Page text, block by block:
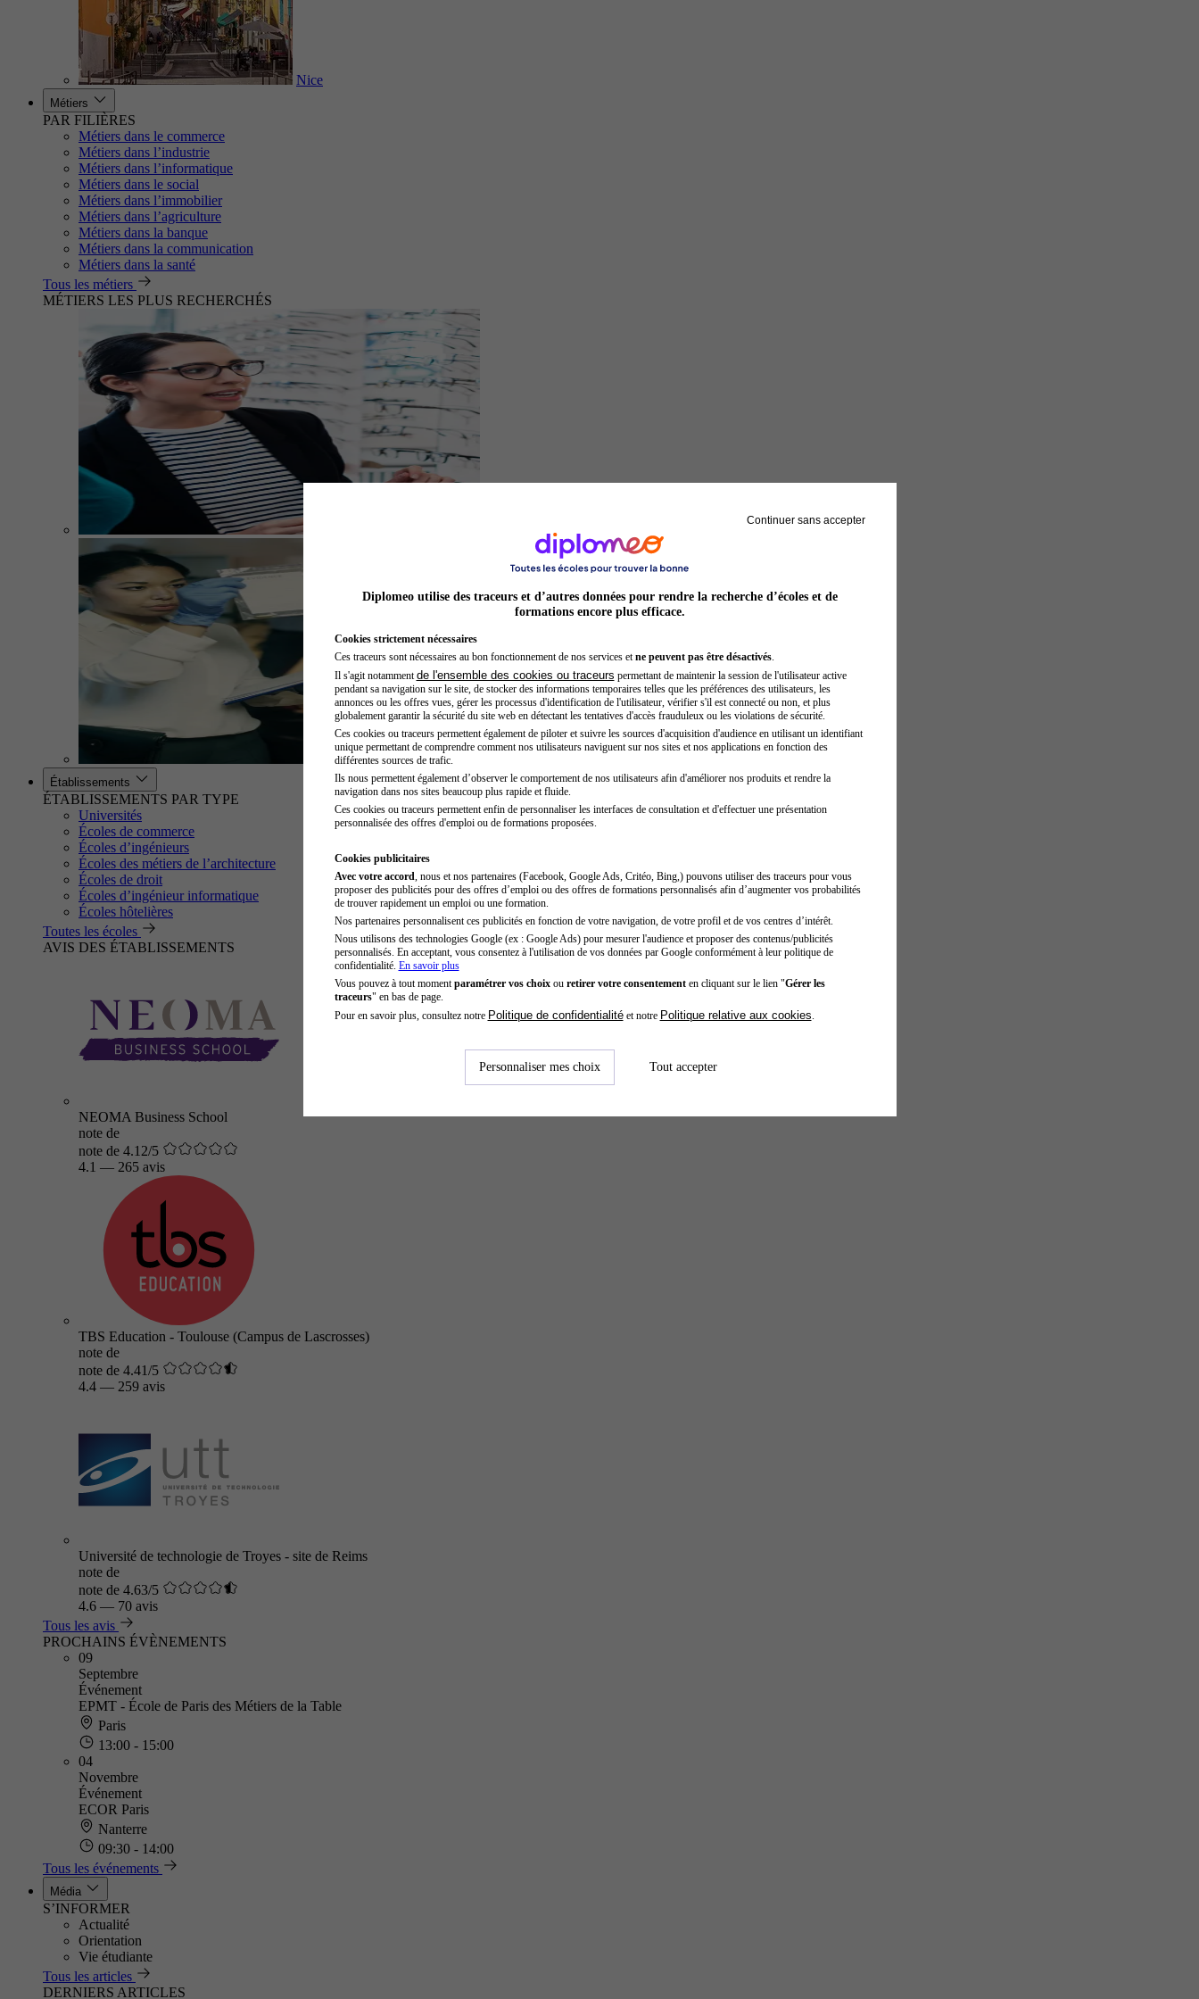
Nice
Métiers
PAR FILIÈRES
Métiers dans le commerce
Métiers dans l’industrie
Métiers dans l’informatique
Métiers dans le social
Métiers dans l’immobilier
Métiers dans l’agriculture
Métiers dans la banque
Métiers dans la communication
Métiers dans la santé
Tous les métiers
MÉTIERS LES PLUS RECHERCHÉS
Établissements
ÉTABLISSEMENTS PAR TYPE
Universités
Écoles de commerce
Écoles d’ingénieurs
Écoles des métiers de l’architecture
Écoles de droit
Écoles d’ingénieur informatique
Écoles hôtelières
Toutes les écoles
AVIS DES ÉTABLISSEMENTS
NEOMA Business School
note de
note de 4.12/5
4.1 — 265 avis
TBS Education - Toulouse (Campus de Lascrosses)
note de
note de 4.41/5
4.4 — 259 avis
Université de technologie de Troyes - site de Reims
note de
note de 4.63/5
4.6 — 70 avis
Tous les avis
PROCHAINS ÉVÈNEMENTS
09
Septembre
Événement
EPMT - École de Paris des Métiers de la Table
Paris
13:00 - 15:00
04
Novembre
Événement
ECOR Paris
Nanterre
09:30 - 14:00
Tous les événements
Média
S’INFORMER
Actualité
Orientation
Vie étudiante
Tous les articles
DERNIERS ARTICLES
Continuer sans accepter
Diplomeo utilise des traceurs et d’autres données pour rendre la recherche d’écoles et de
formations encore plus efficace.
Cookies strictement nécessaires
Ces traceurs sont nécessaires au bon fonctionnement de nos services et ne peuvent pas être désactivés.
Il s'agit notamment de l'ensemble des cookies ou traceurs permettant de maintenir la session de l'utilisateur active
pendant sa navigation sur le site, de stocker des informations temporaires telles que les préférences des utilisateurs, les
annonces ou les offres vues, gérer les processus d'identification de l'utilisateur, vérifier s'il est connecté ou non, et plus
globalement garantir la sécurité du site web en détectant les tentatives d'accès frauduleux ou les violations de sécurité.
Ces cookies ou traceurs permettent également de piloter et suivre les sources d'acquisition d'audience en utilisant un identifiant
unique permettant de comprendre comment nos utilisateurs naviguent sur nos sites et nos applications en fonction des
différentes sources de trafic.
Ils nous permettent également d’observer le comportement de nos utilisateurs afin d'améliorer nos produits et rendre la
navigation dans nos sites beaucoup plus rapide et fluide.
Ces cookies ou traceurs permettent enfin de personnaliser les interfaces de consultation et d'effectuer une présentation
personnalisée des offres d'emploi ou de formations proposées.
Cookies publicitaires
Avec votre accord , nous et nos partenaires (Facebook, Google Ads, Critéo, Bing,) pouvons utiliser des traceurs pour vous
proposer des publicités pour des offres d’emploi ou des offres de formations personnalisés afin d’augmenter vos probabilités
de trouver rapidement un emploi ou une formation.
Nos partenaires personnalisent ces publicités en fonction de votre navigation, de votre profil et de vos centres d’intérêt.
Nous utilisons des technologies Google (ex : Google Ads) pour mesurer l'audience et proposer des contenus/publicités
personnalisés. En acceptant, vous consentez à l'utilisation de vos données par Google conformément à leur politique de
confidentialité. En savoir plus
Vous pouvez à tout moment paramétrer vos choixou retirer votre consentementen cliquant sur le lien "Gérer les
traceurs" en bas de page.
Pour en savoir plus, consultez notre Politique de confidentialitéet notre Politique relative aux cookies
Personnaliser mes choix Tout accepter